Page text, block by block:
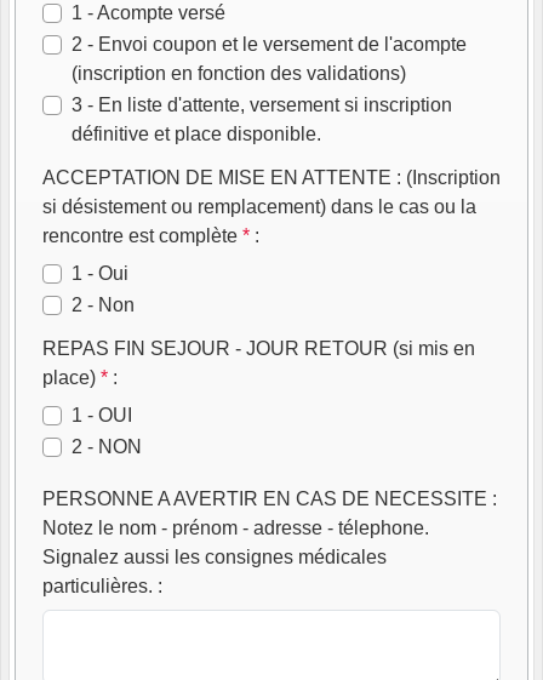
1 - Acompte versé
2 - Envoi coupon et le versement de l'acompte
(inscription en fonction des validations)
3 - En liste d'attente, versement si inscription
définitive et place disponible.
ACCEPTATION DE MISE EN ATTENTE : (Inscription
si désistement ou remplacement) dans le cas ou la
rencontre est complète * :
1 - Oui
2 - Non
REPAS FIN SEJOUR - JOUR RETOUR (si mis en
place) * :
1 - OUI
2 - NON
PERSONNE A AVERTIR EN CAS DE NECESSITE :
Notez le nom - prénom - adresse - télephone.
Signalez aussi les consignes médicales
particulières. :